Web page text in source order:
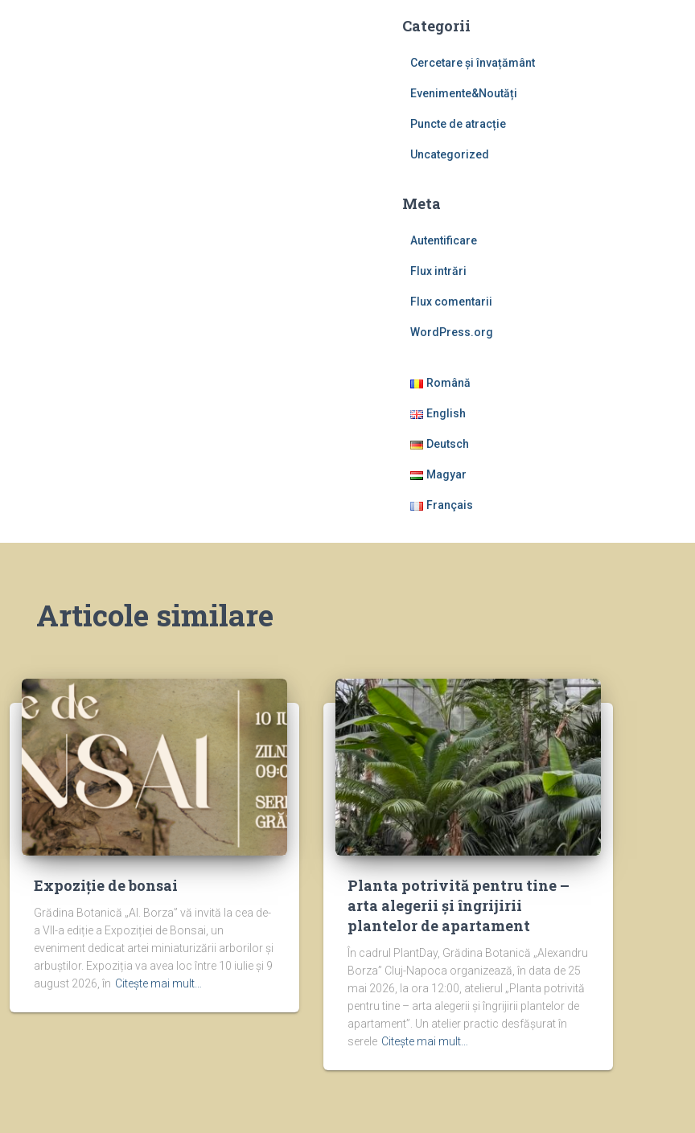
Categorii
Cercetare și învațământ
Evenimente&Noutăți
Puncte de atracție
Uncategorized
Meta
Autentificare
Flux intrări
Flux comentarii
WordPress.org
Română
English
Deutsch
Magyar
Français
Articole similare
Expoziție de bonsai
Grădina Botanică „Al. Borza” vă invită la cea de-
a VII-a ediție a Expoziției de Bonsai, un
eveniment dedicat artei miniaturizării arborilor și
arbuștilor. Expoziția va avea loc între 10 iulie și 9
august 2026, în Citește mai mult…
Planta potrivită pentru tine –
arta alegerii și îngrijirii
plantelor de apartament
În cadrul PlantDay, Grădina Botanică „Alexandru
Borza” Cluj-Napoca organizează, în data de 25
mai 2026, la ora 12:00, atelierul „Planta potrivită
pentru tine – arta alegerii și îngrijirii plantelor de
apartament”. Un atelier practic desfășurat în
serele Citește mai mult…